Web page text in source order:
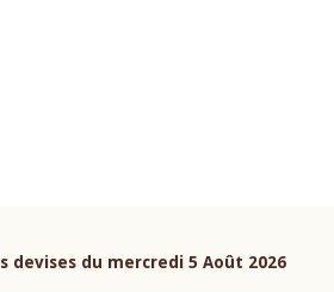
devises du mercredi 5 Août 2026